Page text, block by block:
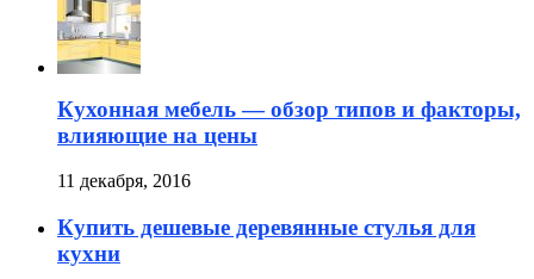
Кухонная мебель — обзор типов и факторы,
влияющие на цены
11 декабря, 2016
Купить дешевые деревянные стулья для
кухни